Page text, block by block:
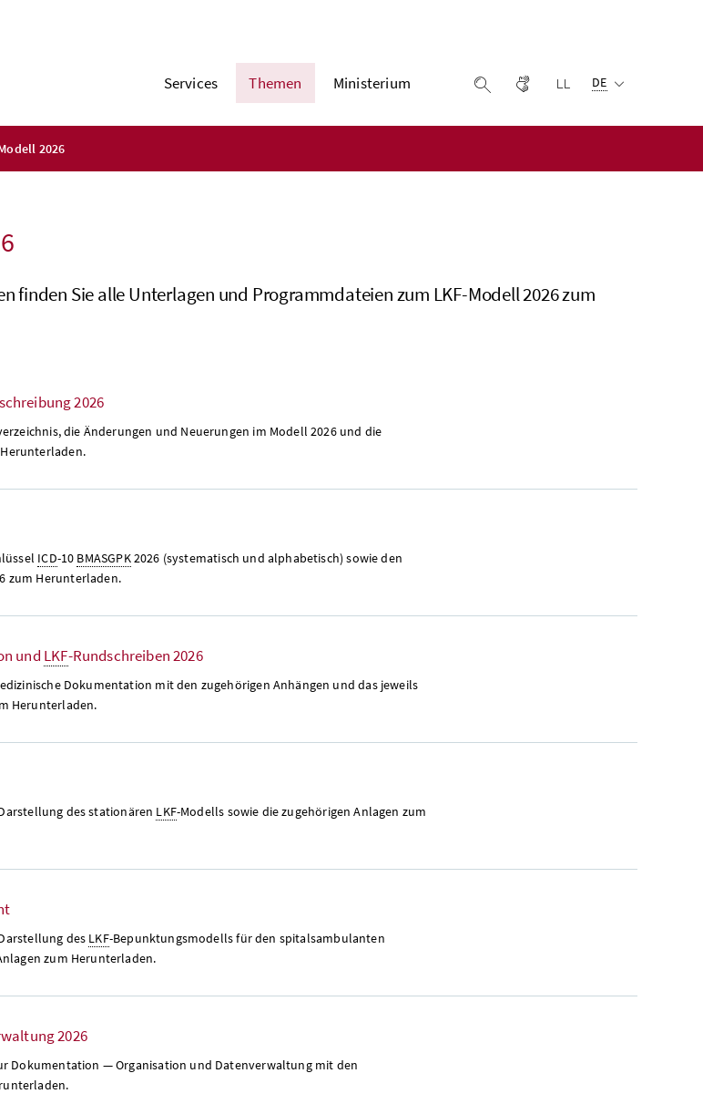
Services Themen Ministerium Suche einblenden
Gebärdensprache
Leichter lesen
DE
2026
finden Sie alle Unterlagen und Programmdateien zum LKF-Modell 2026 zum
2026
die Änderungen und Neuerungen im Modell 2026 und die
ICD-10 BMASGPK2026 (systematisch und alphabetisch) sowie den
zum Herunterladen.
und LKF-Rundschreiben 2026
Dokumentation mit den zugehörigen Anhängen und das jeweils
Herunterladen.
des stationären LKF-Modells sowie die zugehörigen Anlagen zum
des LKF-Bepunktungsmodells für den spitalsambulanten
zum Herunterladen.
2026
Dokumentation — Organisation und Datenverwaltung mit den